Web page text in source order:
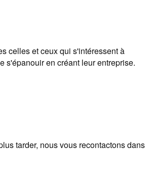
celles et ceux qui s'intéressent à
s'épanouir en créant leur entreprise.
tarder, nous vous recontactons dans